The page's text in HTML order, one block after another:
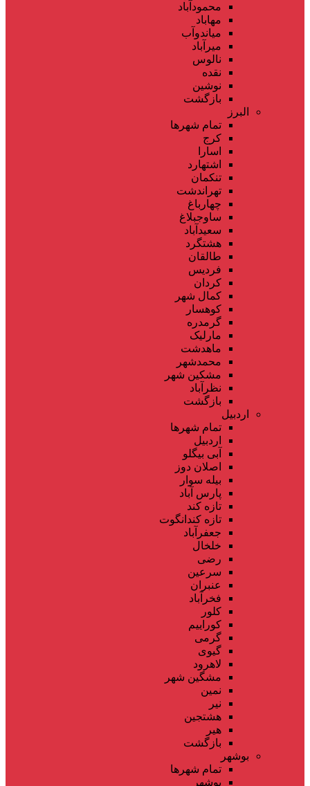
محمودآباد
مهاباد
میاندوآب
میرآباد
نالوس
نقده
نوشین
بازگشت
البرز
تمام شهر‌ها
کرج
اسارا
اشتهارد
تنکمان
تهراندشت
چهارباغ
ساوجبلاغ
سعیدآباد
هشتگرد
طالقان
فردیس
کردان
کمال شهر
کوهسار
گرمدره
مارلیک
ماهدشت
محمدشهر
مشکین شهر
نظرآباد
بازگشت
اردبیل
تمام شهر‌ها
اردبیل
آبی بیگلو
اصلان دوز
بیله سوار
پارس آباد
تازه کند
تازه کندانگوت
جعفرآباد
خلخال
رضی
سرعین
عنبران
فخرآباد
کلور
کوراییم
گرمی
گیوی
لاهرود
مشگین شهر
نمین
نیر
هشتجین
هیر
بازگشت
بوشهر
تمام شهر‌ها
بوشهر